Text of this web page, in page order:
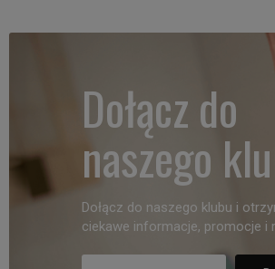
Dołącz do
naszego
Dołącz do naszego klubu i
ciekawe informacje, promocje i